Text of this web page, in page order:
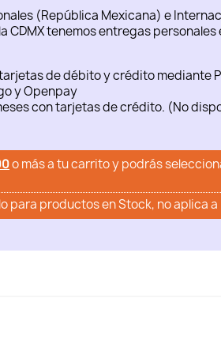
(República Mexicana) e
CDMX tenemos entregas personales
de débito y crédito mediante
y Openpay
con tarjetas de crédito. (No
o más a tu carrito y podrás
para productos en Stock, no aplica